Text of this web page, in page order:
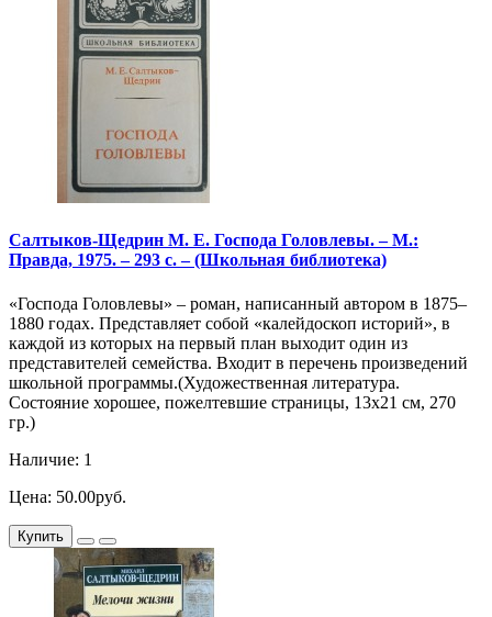
Салтыков-Щедрин М. Е. Господа Головлевы. – М.:
Правда, 1975. – 293 с. – (Школьная библиотека)
«Господа Головлевы» – роман, написанный автором в 1875–
1880 годах. Представляет собой «калейдоскоп историй», в
каждой из которых на первый план выходит один из
представителей семейства. Входит в перечень произведений
школьной программы.(Художественная литература.
Состояние хорошее, пожелтевшие страницы, 13х21 см, 270
гр.)
Наличие: 1
Цена: 50.00руб.
Купить